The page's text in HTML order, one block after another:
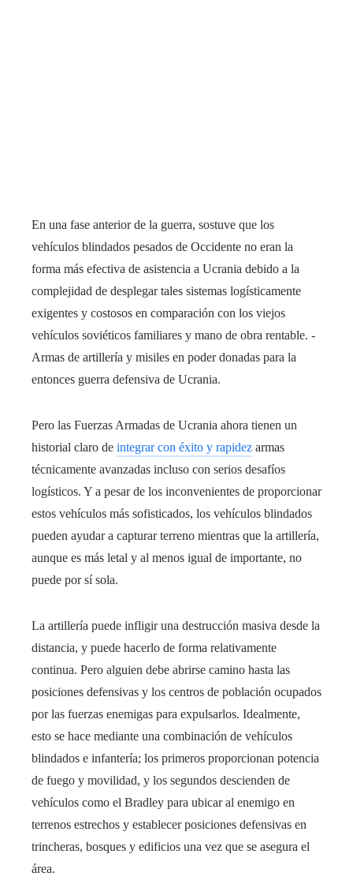
En una fase anterior de la guerra, sostuve que los
vehículos blindados pesados ​​de Occidente no eran la
forma más efectiva de asistencia a Ucrania debido a la
complejidad de desplegar tales sistemas logísticamente
exigentes y costosos en comparación con los viejos
vehículos soviéticos familiares y mano de obra rentable. -
Armas de artillería y misiles en poder donadas para la
entonces guerra defensiva de Ucrania.
Pero las Fuerzas Armadas de Ucrania ahora tienen un
historial claro de integrar con éxito y rapidez armas
técnicamente avanzadas incluso con serios desafíos
logísticos. Y a pesar de los inconvenientes de proporcionar
estos vehículos más sofisticados, los vehículos blindados
pueden ayudar a capturar terreno mientras que la artillería,
aunque es más letal y al menos igual de importante, no
puede por sí sola.
La artillería puede infligir una destrucción masiva desde la
distancia, y puede hacerlo de forma relativamente
continua. Pero alguien debe abrirse camino hasta las
posiciones defensivas y los centros de población ocupados
por las fuerzas enemigas para expulsarlos. Idealmente,
esto se hace mediante una combinación de vehículos
blindados e infantería; los primeros proporcionan potencia
de fuego y movilidad, y los segundos descienden de
vehículos como el Bradley para ubicar al enemigo en
terrenos estrechos y establecer posiciones defensivas en
trincheras, bosques y edificios una vez que se asegura el
área.